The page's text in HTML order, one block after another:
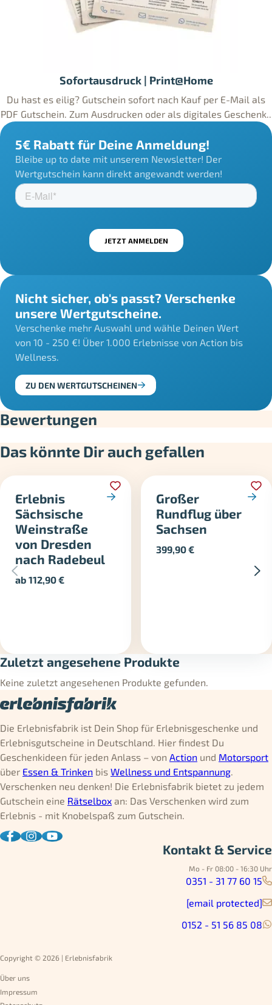
Sofortausdruck | Print@Home
Du hast es eilig? Gutschein sofort nach Kauf per E-Mail als
PDF Gutschein. Zum Ausdrucken oder als digitales Geschenk..
5€ Rabatt für Deine Anmeldung!
Bleibe up to date mit unserem Newsletter! Der
Wertgutschein kann direkt angewandt werden!
Nicht sicher, ob's passt? Verschenke
unsere Wertgutscheine.
Verschenke mehr Auswahl und wähle Deinen Wert
von 10 - 250 €! Über 1.000 Erlebnisse von Action bis
Wellness.
ZU DEN WERTGUTSCHEINEN
Bewertungen
Das könnte Dir auch gefallen
Erlebnis
Sächsische
Weinstraße
von Dresden
nach Radebeul
ab112,90€
Großer
Rundflug über
Sachsen
399,90€
Zuletzt angesehene Produkte
Keine zuletzt angesehenen Produkte gefunden.
Die Erlebnisfabrik ist Dein Shop für Erlebnisgeschenke und
Erlebnisgutscheine in Deutschland. Hier findest Du
Geschenkideen für jeden Anlass – von Action und Motorsport
über Essen & Trinken bis Wellness und Entspannung.
Verschenken neu denken! Die Erlebnisfabrik bietet zu jedem
Gutschein eine Rätselbox an: Das Verschenken wird zum
Erlebnis - mit Knobelspaß zum Gutschein.
Kontakt & Service
Mo - Fr 08:00 - 16:30 Uhr
0351 - 31 77 60 15
[email protected]
0152 - 51 56 85 08
Copyright © 2026 | Erlebnisfabrik
Über uns
Impressum